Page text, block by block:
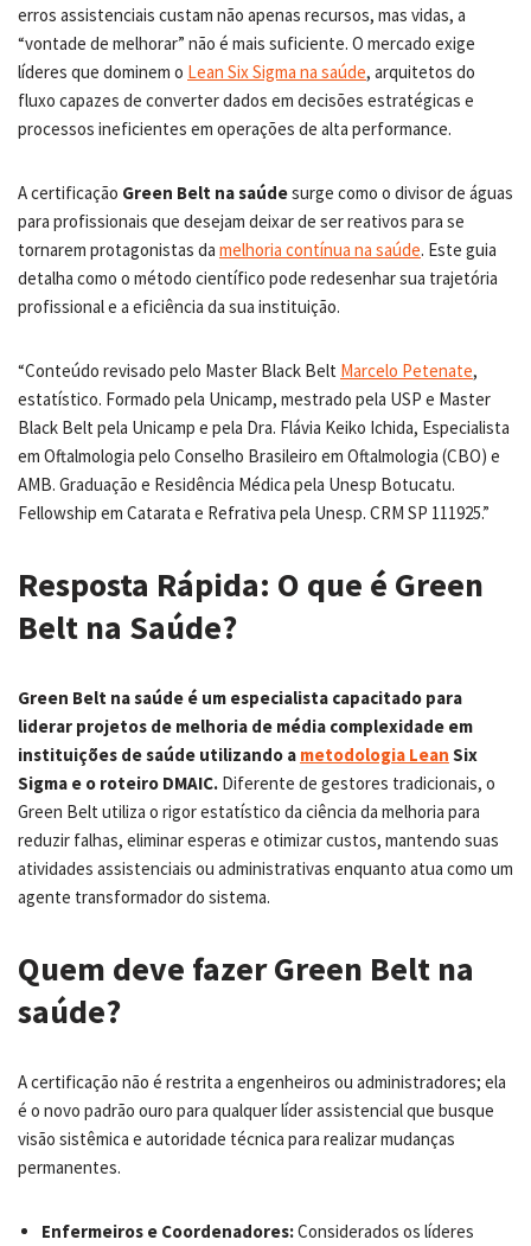
erros assistenciais custam não apenas recursos, mas vidas, a
“vontade de melhorar” não é mais suficiente. O mercado exige
líderes que dominem o Lean Six Sigma na saúde, arquitetos do
fluxo capazes de converter dados em decisões estratégicas e
processos ineficientes em operações de alta performance.
A certificação Green Belt na saúdesurge como o divisor de águas
para profissionais que desejam deixar de ser reativos para se
tornarem protagonistas da melhoria contínua na saúde. Este guia
detalha como o método científico pode redesenhar sua trajetória
profissional e a eficiência da sua instituição.
“Conteúdo revisado pelo Master Black Belt Marcelo Petenate,
estatístico. Formado pela Unicamp, mestrado pela USP e Master
Black Belt pela Unicamp e pela Dra. Flávia Keiko Ichida, Especialista
em Oftalmologia pelo Conselho Brasileiro em Oftalmologia (CBO) e
AMB. Graduação e Residência Médica pela Unesp Botucatu.
Fellowship em Catarata e Refrativa pela Unesp. CRM SP 111925.”
Resposta Rápida: O que é Green
Belt na Saúde?
Green Belt na saúde é um especialista capacitado para
liderar projetos de melhoria de média complexidade em
instituições de saúde utilizando a metodologia Lean Six
Sigma e o roteiro DMAIC. Diferente de gestores tradicionais, o
Green Belt utiliza o rigor estatístico da ciência da melhoria para
reduzir falhas, eliminar esperas e otimizar custos, mantendo suas
atividades assistenciais ou administrativas enquanto atua como um
agente transformador do sistema.
Quem deve fazer Green Belt na
saúde?
A certificação não é restrita a engenheiros ou administradores; ela
é o novo padrão ouro para qualquer líder assistencial que busque
visão sistêmica e autoridade técnica para realizar mudanças
permanentes.
Enfermeiros e Coordenadores:Considerados os líderes